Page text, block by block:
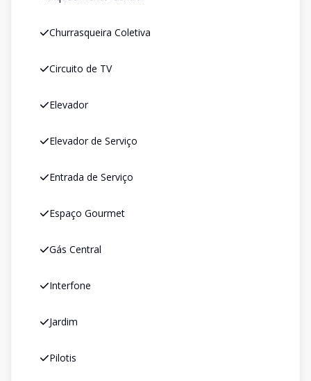
Churrasqueira Coletiva
Circuito de TV
Elevador
Elevador de Serviço
Entrada de Serviço
Espaço Gourmet
Gás Central
Interfone
Jardim
Pilotis